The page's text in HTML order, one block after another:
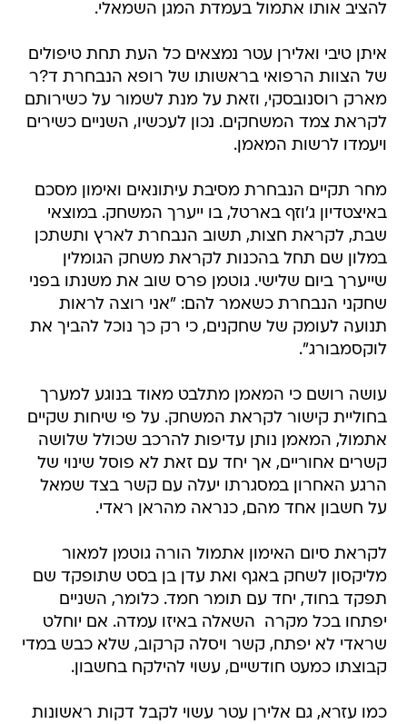
להציב אותו אתמול בעמדת המגן השמאלי.
איתן טיבי ואלירן עטר נמצאים כל העת תחת טיפולים
של הצוות הרפואי בראשותו של רופא הנבחרת ד?ר
מארק רוסנובסקי, וזאת על מנת לשמור על כשירותם
לקראת צמד המשחקים. נכון לעכשיו, השניים כשירים
ויעמדו לרשות המאמן.
מחר תקיים הנבחרת מסיבת עיתונאים ואימון מסכם
באיצטדיון ג'וזף בארטל, בו ייערך המשחק. במוצאי
שבת, לקראת חצות, תשוב הנבחרת לארץ ותשתכן
במלון שם תחל בהכנות לקראת משחק הגומלין
שייערך ביום שלישי. גוטמן פרס שוב את משנתו בפני
שחקני הנבחרת כשאמר להם: "אני רוצה לראות
תנועה לעומק של שחקנים, כי רק כך נוכל להביך את
לוקסמבורג".
עושה רושם כי המאמן מתלבט מאוד בנוגע למערך
בחוליית קישור לקראת המשחק. על פי שיחות שקיים
אתמול, המאמן נותן עדיפות להרכב שכולל שלושה
קשרים אחוריים, אך יחד עם זאת לא פוסל שינוי של
הרגע האחרון במסגרתו יעלה עם קשר בצד שמאל
על חשבון אחד מהם, כנראה מהראן ראדי.
לקראת סיום האימון אתמול הורה גוטמן למאור
מליקסון לשחק באגף ואת עדן בן בסט שתופקד שם
תפקד בחוד, יחד עם תומר חמד. כלומר, השניים
יפתחו בכל מקרה  השאלה באיזו עמדה. אם יוחלט
שראדי לא יפתח, קשר ויסלה קרקוב, שלא כבש במדי
קבוצתו כמעט חודשיים, עשוי להילקח בחשבון.
כמו עזרא, גם אלירן עטר עשוי לקבל דקות ראשונות